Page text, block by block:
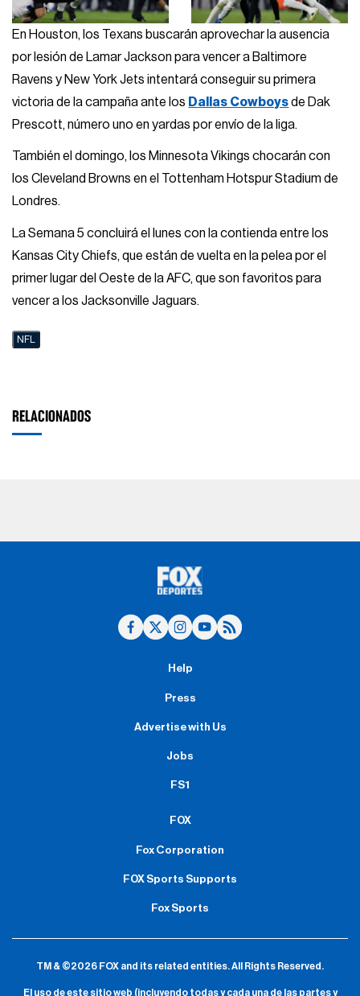
En Houston, los Texans buscarán aprovechar la ausencia
por lesión de Lamar Jackson para vencer a Baltimore
Ravens y New York Jets intentará conseguir su primera
victoria de la campaña ante los Dallas Cowboysde Dak
Prescott, número uno en yardas por envío de la liga.
También el domingo, los Minnesota Vikings chocarán con
los Cleveland Browns en el Tottenham Hotspur Stadium de
Londres.
La Semana 5 concluirá el lunes con la contienda entre los
Kansas City Chiefs, que están de vuelta en la pelea por el
primer lugar del Oeste de la AFC, que son favoritos para
vencer a los Jacksonville Jaguars.
NFL
RELACIONADOS
Help
Press
Advertise with Us
Jobs
FS1
FOX
Fox Corporation
FOX Sports Supports
Fox Sports
TM & ©2026 FOX and its related entities.All Rights Reserved.
El uso de este sitio web (incluyendo todas y cada una de las partes y